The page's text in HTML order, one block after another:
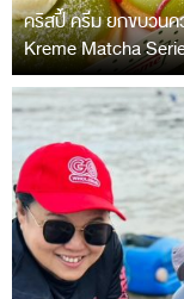
คริสปี้ ครีม ยกขบวนค
Kreme Matcha